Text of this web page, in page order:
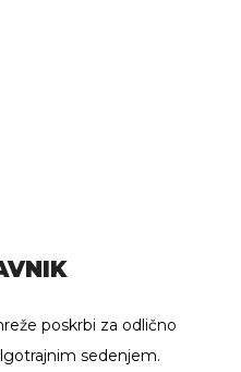
poskrbi za odlično
sedenjem.